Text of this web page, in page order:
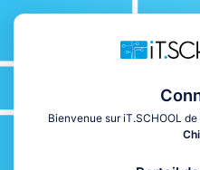
Bienvenue sur iT.SCHOOL